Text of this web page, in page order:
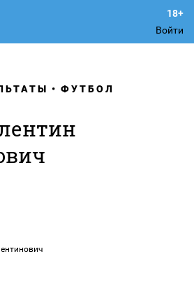
Войти
ФУТБОЛ